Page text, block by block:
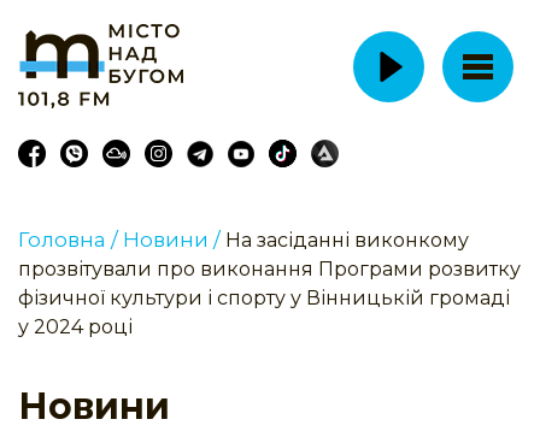
Головна / Новини / На засіданні виконкому
прозвітували про виконання Програми розвитку
фізичної культури і спорту у Вінницькій громаді
у 2024 році
Новини